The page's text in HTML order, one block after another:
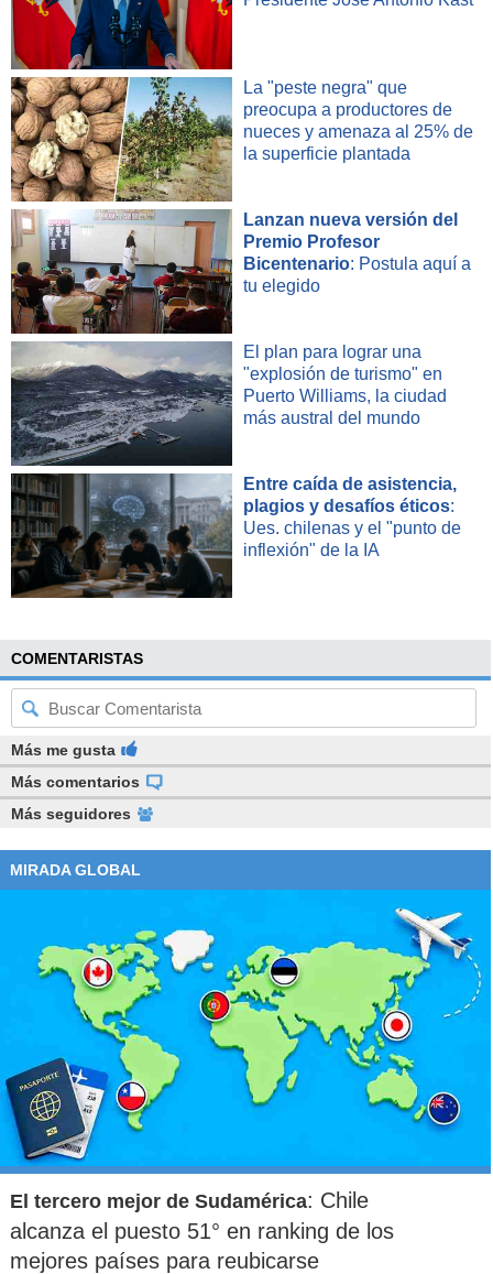
Infografía:Michel Leiva M., Emol. |Contenido:Jose Manuel Vilches. |
Unesco, INJUV y Superintendencia de Educación. -Recursos:Flaticon y
Freepik (
Ver detalle)
La "peste negra" que
preocupa a productores de
nueces y amenaza al 25% de
la superficie plantada
Lanzan nueva versión del
Premio Profesor
Bicentenario: Postula aquí a
tu elegido
El plan para lograr una
"explosión de turismo" en
Puerto Williams, la ciudad
más austral del mundo
Entre caída de asistencia,
plagios y desafíos éticos:
Ues. chilenas y el "punto de
inflexión" de la IA
COMENTARISTAS
Más me gusta
Más comentarios
Más seguidores
MIRADA GLOBAL
El tercero mejor de Sudamérica: Chile
alcanza el puesto 51° en ranking de los
mejores países para reubicarse